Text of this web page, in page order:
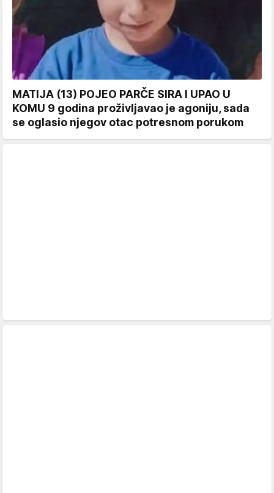
MATIJA (13) POJEO PARČE SIRA I UPAO U
KOMU 9 godina proživljavao je agoniju, sada
se oglasio njegov otac potresnom porukom